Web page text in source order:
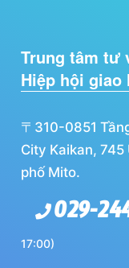
Trung tâm tư
Hiệp hội
〒310-0851
City Kaikan,
phố Mito.
029-
17:00)